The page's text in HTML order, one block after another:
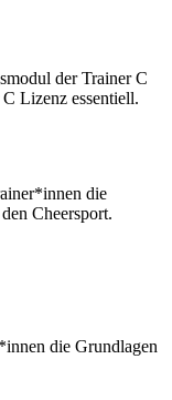
der Trainer C
Lizenz essentiell.
die
Cheersport.
die Grundlagen